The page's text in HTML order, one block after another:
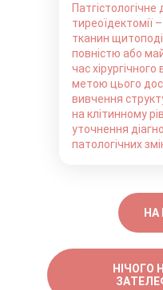
тиреоїдектомії
тканин
повністю або
час
метою цього
вивчення
на клітинному
уточнення
патологічних
НА
НІЧОГО